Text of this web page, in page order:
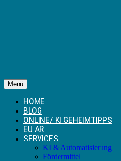
Menü
HOME
BLOG
ONLINE/ KI GEHEIMTIPPS
EU AR
SERVICES
KI & Automatisierung
Fördermittel